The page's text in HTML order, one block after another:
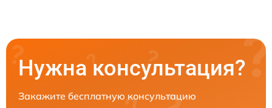
Нужна консультация?
Закажите бесплатную консультацию